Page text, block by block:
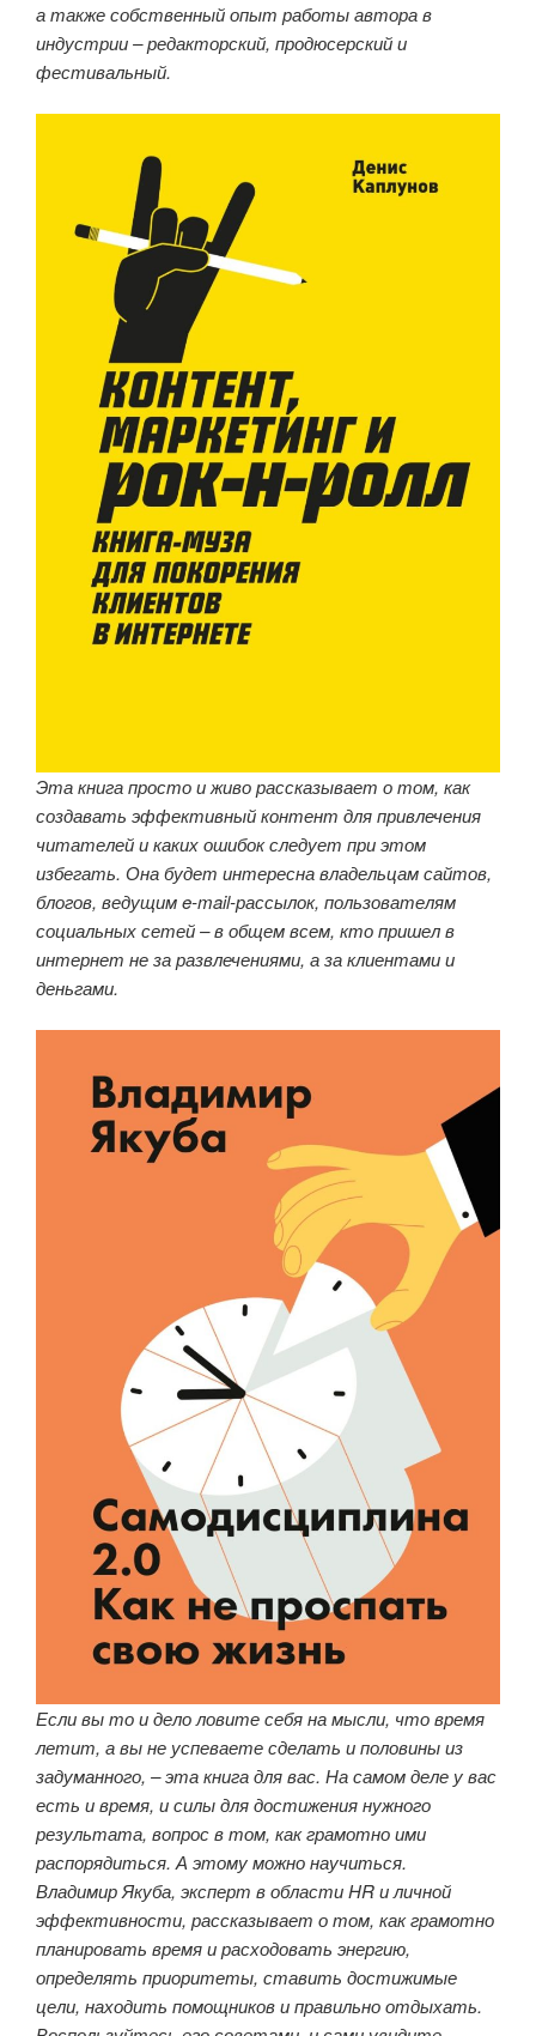
а также собственный опыт работы автора в
индустрии – редакторский, продюсерский и
фестивальный.
Эта книга просто и живо рассказывает о том, как
создавать эффективный контент для привлечения
читателей и каких ошибок следует при этом
избегать. Она будет интересна владельцам сайтов,
блогов, ведущим e-mail-рассылок, пользователям
социальных сетей – в общем всем, кто пришел в
интернет не за развлечениями, а за клиентами и
деньгами.
Если вы то и дело ловите себя на мысли, что время
летит, а вы не успеваете сделать и половины из
задуманного, – эта книга для вас. На самом деле у вас
есть и время, и силы для достижения нужного
результата, вопрос в том, как грамотно ими
распорядиться. А этому можно научиться.
Владимир Якуба, эксперт в области HR и личной
эффективности, рассказывает о том, как грамотно
планировать время и расходовать энергию,
определять приоритеты, ставить достижимые
цели, находить помощников и правильно отдыхать.